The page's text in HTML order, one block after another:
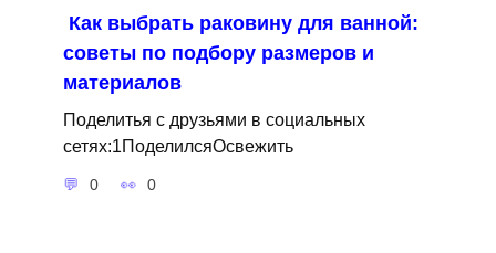
Как выбрать раковину для ванной:
советы по подбору размеров и
материалов
Поделитья с друзьями в социальных
сетях:1ПоделилсяОсвежить
0 0